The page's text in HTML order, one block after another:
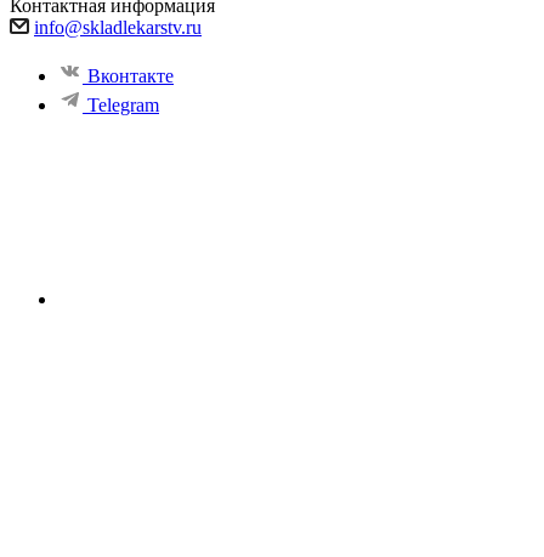
Контактная информация
info@skladlekarstv.ru
Вконтакте
Telegram